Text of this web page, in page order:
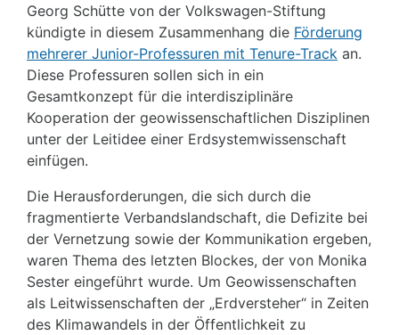
Georg Schütte von der Volkswagen-Stiftung
kündigte in diesem Zusammenhang die Förderung
mehrerer Junior-Professuren mit Tenure-Track an.
Diese Professuren sollen sich in ein
Gesamtkonzept für die interdisziplinäre
Kooperation der geowissenschaftlichen Disziplinen
unter der Leitidee einer Erdsystemwissenschaft
einfügen.
Die Herausforderungen, die sich durch die
fragmentierte Verbandslandschaft, die Defizite bei
der Vernetzung sowie der Kommunikation ergeben,
waren Thema des letzten Blockes, der von Monika
Sester eingeführt wurde. Um Geowissenschaften
als Leitwissenschaften der „Erdversteher“ in Zeiten
des Klimawandels in der Öffentlichkeit zu